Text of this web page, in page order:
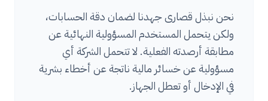
نحن نبذل قصارى جهدنا لضمان دقة الحسابات،
ولكن يتحمل المستخدم المسؤولية النهائية عن
مطابقة أرصدته الفعلية. لا تتحمل الشركة أي
مسؤولية عن خسائر مالية ناتجة عن أخطاء بشرية
في الإدخال أو تعطل الجهاز.